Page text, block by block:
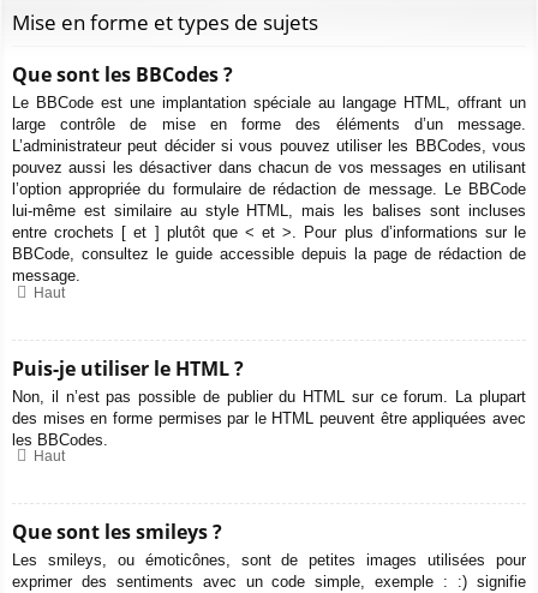
Mise en forme et types de sujets
Que sont les BBCodes ?
Le BBCode est une implantation spéciale au langage HTML, offrant un
large contrôle de mise en forme des éléments d’un message.
L’administrateur peut décider si vous pouvez utiliser les BBCodes, vous
pouvez aussi les désactiver dans chacun de vos messages en utilisant
l’option appropriée du formulaire de rédaction de message. Le BBCode
lui-même est similaire au style HTML, mais les balises sont incluses
entre crochets [ et ] plutôt que < et >. Pour plus d’informations sur le
BBCode, consultez le guide accessible depuis la page de rédaction de
message.
Haut
Puis-je utiliser le HTML ?
Non, il n’est pas possible de publier du HTML sur ce forum. La plupart
des mises en forme permises par le HTML peuvent être appliquées avec
les BBCodes.
Haut
Que sont les smileys ?
Les smileys, ou émoticônes, sont de petites images utilisées pour
exprimer des sentiments avec un code simple, exemple : :) signifie